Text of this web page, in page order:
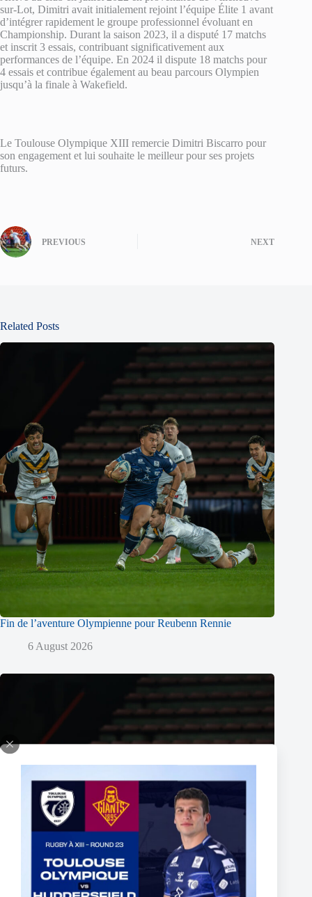
sur-Lot, Dimitri avait initialement rejoint l’équipe Élite 1 avant
d’intégrer rapidement le groupe professionnel évoluant en
Championship. Durant la saison 2023, il a disputé 17 matchs
et inscrit 3 essais, contribuant significativement aux
performances de l’équipe. En 2024 il dispute 18 matchs pour
4 essais et contribue également au beau parcours Olympien
jusqu’à la finale à Wakefield.
Le Toulouse Olympique XIII remercie Dimitri Biscarro pour
son engagement et lui souhaite le meilleur pour ses projets
futurs.
PREVIOUS NEXT
Related Posts
Fin de l’aventure Olympienne pour Reubenn Rennie
6 August 2026